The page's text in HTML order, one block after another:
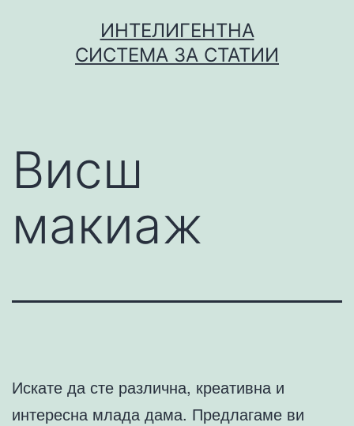
ИНТЕЛИГЕНТНА
СИСТЕМА ЗА СТАТИИ
Висш
макиаж
Искате да сте различна, креативна и
интересна млада дама. Предлагаме ви